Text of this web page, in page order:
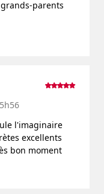
parents
l'imaginaire
excellents
bon moment